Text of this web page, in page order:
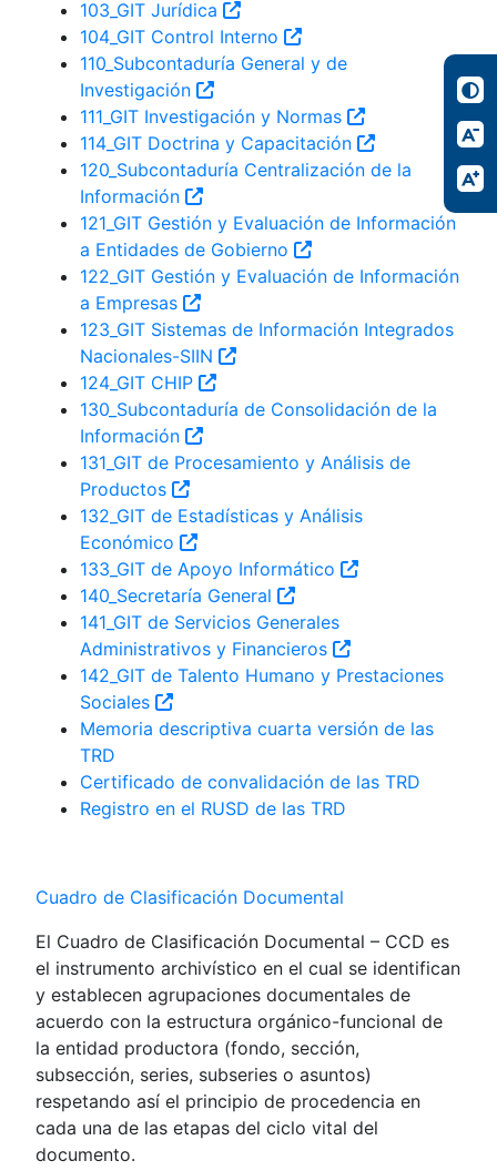
103_GIT Jurídica
104_GIT Control Interno
110_Subcontaduría General y de
Investigación
111_GIT Investigación y Normas
114_GIT Doctrina y Capacitación
120_Subcontaduría Centralización de la
Información
121_GIT Gestión y Evaluación de Información
a Entidades de Gobierno
122_GIT Gestión y Evaluación de Información
a Empresas
123_GIT Sistemas de Información Integrados
Nacionales-SIIN
124_GIT CHIP
130_Subcontaduría de Consolidación de la
Información
131_GIT de Procesamiento y Análisis de
Productos
132_GIT de Estadísticas y Análisis
Económico
133_GIT de Apoyo Informático
140_Secretaría General
141_GIT de Servicios Generales
Administrativos y Financieros
142_GIT de Talento Humano y Prestaciones
Sociales
Memoria descriptiva cuarta versión de las
TRD
Certificado de convalidación de las TRD
Registro en el RUSD de las TRD
Cuadro de Clasificación Documental
El Cuadro de Clasificación Documental – CCD es
el instrumento archivístico en el cual se identifican
y establecen agrupaciones documentales de
acuerdo con la estructura orgánico-funcional de
la entidad productora (fondo, sección,
subsección, series, subseries o asuntos)
respetando así el principio de procedencia en
cada una de las etapas del ciclo vital del
documento.